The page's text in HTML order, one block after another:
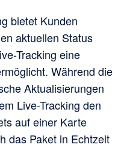
bietet Kunden
aktuellen Status
Tracking eine
Während die
Aktualisierungen
Live-Tracking den
auf einer Karte
das Paket in Echtzeit